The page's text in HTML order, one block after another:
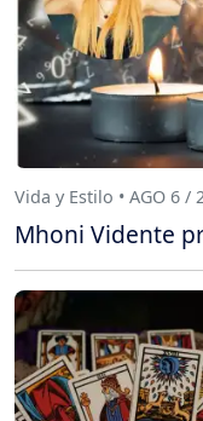
Vida y Estilo • AGO 6 /
Mhoni Vidente